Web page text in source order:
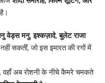
वेड्स मनु,इश्कज़ादे,बुलेट राजा
सकतीं, जो इस इमारत की रगों में
वहाँ अब रोशनी के नीचे कैमरे चमकते